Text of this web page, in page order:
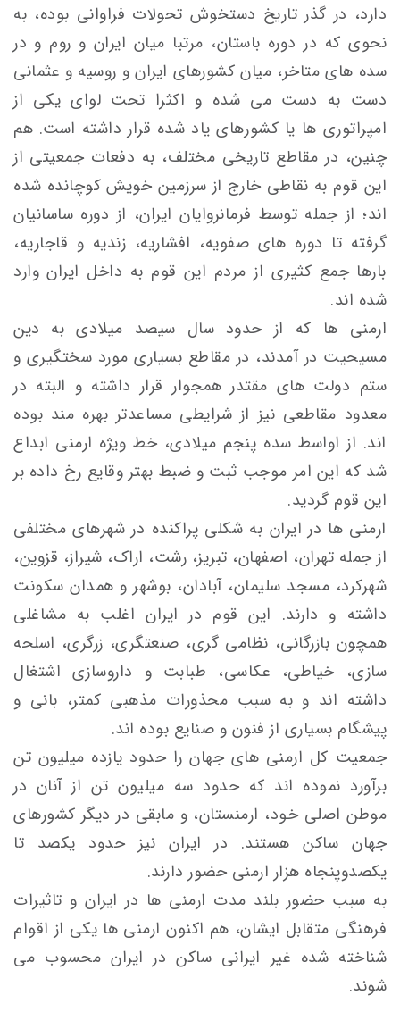
دارد، در گذر تاریخ دستخوش تحولات فراوانی بوده، به
نحوی که در دوره باستان، مرتبا میان ایران و روم و در
سده های متاخر، میان کشورهای ایران و روسیه و عثمانی
دست به دست می شده و اکثرا تحت لوای یکی از
امپراتوری ها یا کشورهای یاد شده قرار داشته است. هم
چنین، در مقاطع تاریخی مختلف، به دفعات جمعیتی از
این قوم به نقاطی خارج از سرزمین خویش کوچانده شده
اند؛ از جمله توسط فرمانروایان ایران، از دوره ساسانیان
گرفته تا دوره های صفویه، افشاریه، زندیه و قاجاریه،
بارها جمع کثیری از مردم این قوم به داخل ایران وارد
شده اند.
ارمنی ها که از حدود سال سیصد میلادی به دین
مسیحیت در آمدند، در مقاطع بسیاری مورد سختگیری و
ستم دولت های مقتدر همجوار قرار داشته و البته در
معدود مقاطعی نیز از شرایطی مساعدتر بهره مند بوده
اند. از اواسط سده پنجم میلادی، خط ویژه ارمنی ابداع
شد که این امر موجب ثبت و ضبط بهتر وقایع رخ داده بر
این قوم گردید.
ارمنی ها در ایران به شکلی پراکنده در شهرهای مختلفی
از جمله تهران، اصفهان، تبریز، رشت، اراک، شیراز، قزوین،
شهرکرد، مسجد سلیمان، آبادان، بوشهر و همدان سکونت
داشته و دارند. این قوم در ایران اغلب به مشاغلی
همچون بازرگانی، نظامی گری، صنعتگری، زرگری، اسلحه
سازی، خیاطی، عکاسی، طبابت و داروسازی اشتغال
داشته اند و به سبب محذورات مذهبی کمتر، بانی و
پیشگام بسیاری از فنون و صنایع بوده اند.
جمعیت کل ارمنی های جهان را حدود یازده میلیون تن
برآورد نموده اند که حدود سه میلیون تن از آنان در
موطن اصلی خود، ارمنستان، و مابقی در دیگر کشورهای
جهان ساکن هستند. در ایران نیز حدود یکصد تا
یکصدوپنجاه هزار ارمنی حضور دارند.
به سبب حضور بلند مدت ارمنی ها در ایران و تاثیرات
فرهنگی متقابل ایشان، هم اکنون ارمنی ها یکی از اقوام
شناخته شده غیر ایرانی ساکن در ایران محسوب می
شوند.